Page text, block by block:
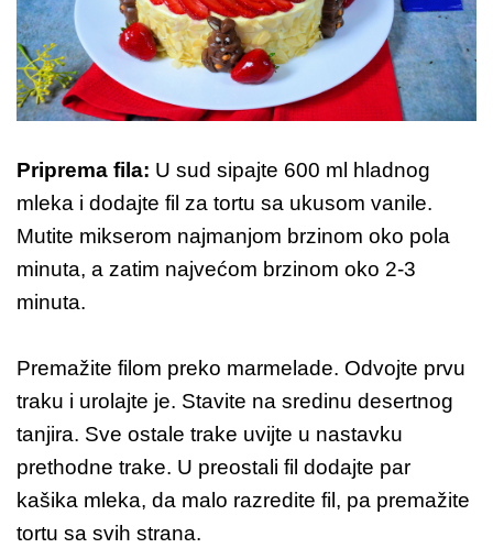
Priprema fila: U sud sipajte 600 ml hladnog
mleka i dodajte fil za tortu sa ukusom vanile.
Mutite mikserom najmanjom brzinom oko pola
minuta, a zatim najvećom brzinom oko 2-3
minuta.
Premažite filom preko marmelade. Odvojte prvu
traku i urolajte je. Stavite na sredinu desertnog
tanjira. Sve ostale trake uvijte u nastavku
prethodne trake. U preostali fil dodajte par
kašika mleka, da malo razredite fil, pa premažite
tortu sa svih strana.